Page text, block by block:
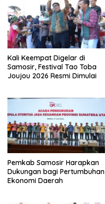
Kali Keempat Digelar di
Samosir, Festival Tao Toba
Joujou 2026 Resmi Dimulai
Pemkab Samosir Harapkan
Dukungan bagi Pertumbuhan
Ekonomi Daerah